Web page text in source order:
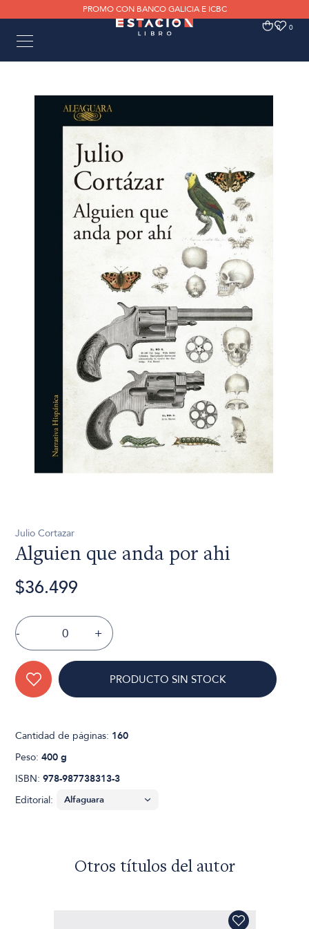
PROMO CON BANCO GALICIA E ICBC
0 0
Julio Cortazar
Alguien que anda por ahi
$36.499
- +
PRODUCTO SIN STOCK
Cantidad de páginas: 160
Peso:400 g
ISBN:978-987738313-3
Editorial:
Otros títulos del autor